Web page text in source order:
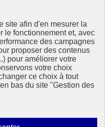
site afin d'en mesurer la
le fonctionnement et, avec
des campagnes
proposer des contenus
pour améliorer votre
votre choix
ce choix à tout
bas du site "Gestion des
fenêtre
Partenaire principal :